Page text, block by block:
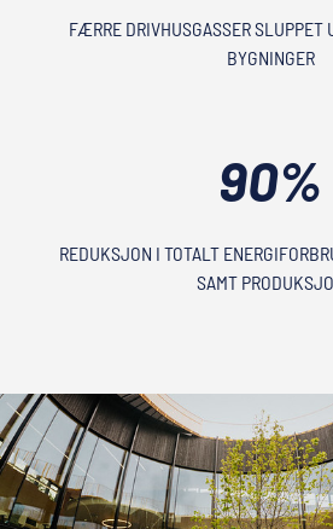
FÆRRE DRIVHUSGASSER SLUPPET
BYGNINGER
90%
REDUKSJON I TOTALT
SAMT